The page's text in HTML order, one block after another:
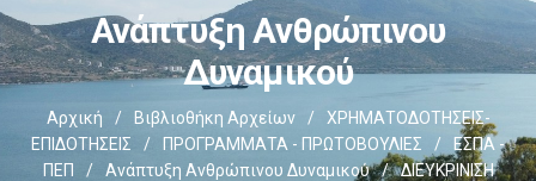
Ανάπτυξη Ανθρώπινου
Δυναμικού
Αρχική / Βιβλιοθήκη Αρχείων /
ΧΡΗΜΑΤΟΔΟΤΗΣΕΙΣ-
ΕΠΙΔΟΤΗΣΕΙΣ
/ ΠΡΟΓΡΑΜΜΑΤΑ - ΠΡΩΤΟΒΟΥΛΙΕΣ /
ΕΣΠΑ -
ΠΕΠ
/ Ανάπτυξη Ανθρώπινου Δυναμικού /
ΔΙΕΥΚΡΙΝΙΣΗ